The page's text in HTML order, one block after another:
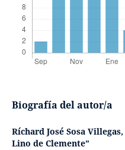
Biografía del autor/a
Ríchard José Sosa Villegas,
Lino de Clemente”